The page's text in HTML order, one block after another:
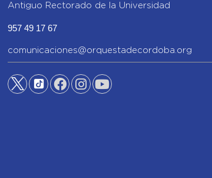
Antiguo Rectorado de la Universidad
957 49 17 67
comunicaciones@orquestadecordoba.org